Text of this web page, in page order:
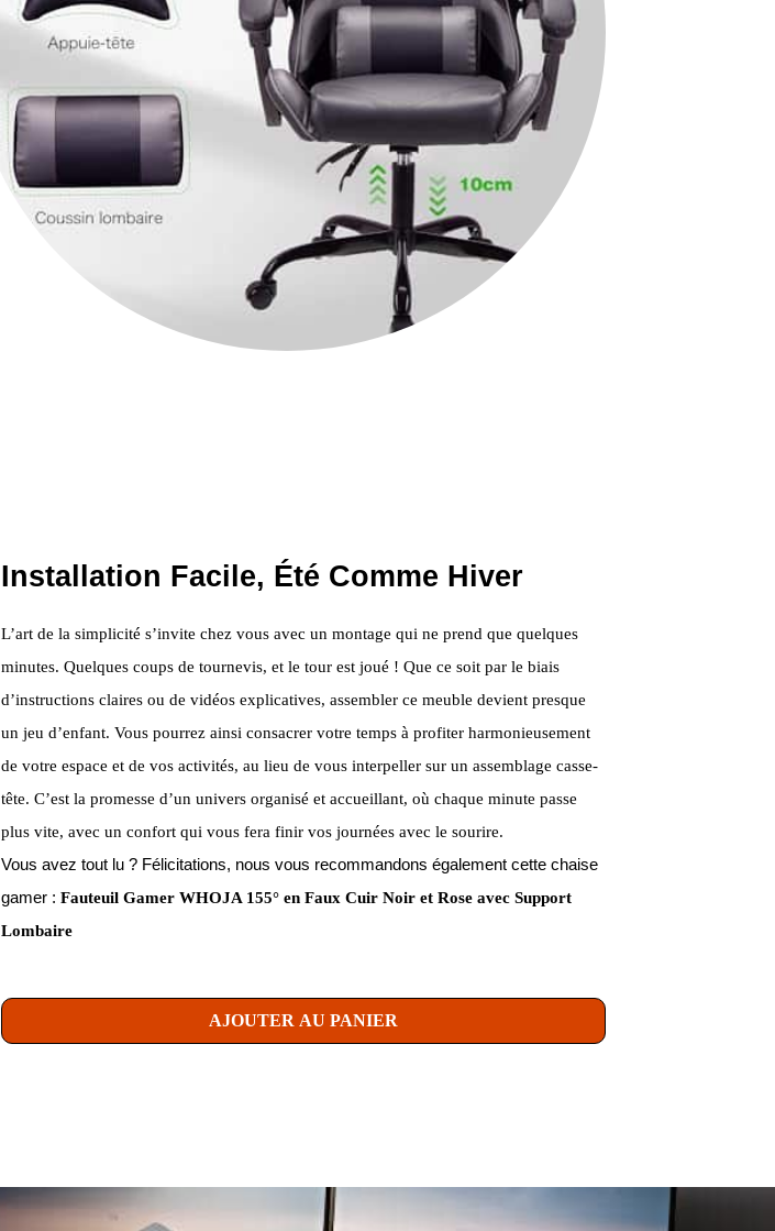
Installation Facile, Été Comme Hiver
L’art de la simplicité s’invite chez vous avec un montage qui ne prend que quelques
minutes. Quelques coups de tournevis, et le tour est joué ! Que ce soit par le biais
d’instructions claires ou de vidéos explicatives, assembler ce meuble devient presque
un jeu d’enfant. Vous pourrez ainsi consacrer votre temps à profiter harmonieusement
de votre espace et de vos activités, au lieu de vous interpeller sur un assemblage casse-
tête. C’est la promesse d’un univers organisé et accueillant, où chaque minute passe
plus vite, avec un confort qui vous fera finir vos journées avec le sourire.
Vous avez tout lu ? Félicitations, nous vous recommandons également cette chaise
gamer : Fauteuil Gamer WHOJA 155° en Faux Cuir Noir et Rose avec Support
Lombaire
AJOUTER AU PANIER